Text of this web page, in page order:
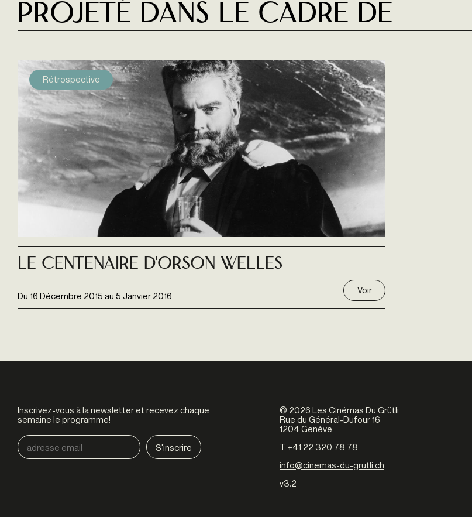
Projeté dans le cadre de
Rétrospective
Du 16 Décembre 2015 au 5 Janvier 2016
Le Centenaire D'orson Welles
Voir
Inscrivez-vous à la newsletter et recevez chaque
semaine le programme!
© 2026 Les Cinémas Du Grütli
Rue du Général-Dufour 16
1204 Genève
T +41 22 320 78 78
info@cinemas-du-grutli.ch
v3.2